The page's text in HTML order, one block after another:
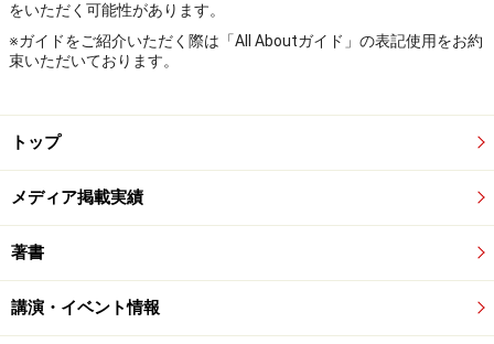
をいただく可能性があります。
※ガイドをご紹介いただく際は「All Aboutガイド」の表記使用をお約
束いただいております。
トップ
メディア掲載実績
著書
講演・イベント情報